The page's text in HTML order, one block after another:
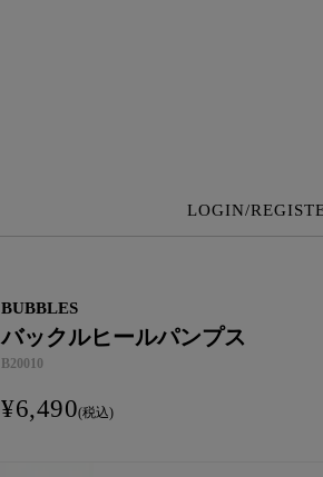
LOGIN/
BUBBLES
バックルヒールパンプス
B20010
¥6,490 税込